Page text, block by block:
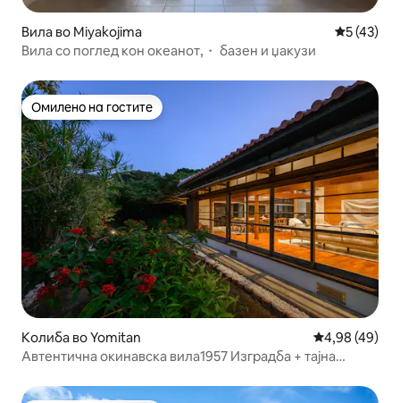
Вила во Miyakojima Просечна
5 (43)
Вила со поглед кон океанот,・ базен и џакузи
Омилено на гостите
Омилено на гостите
Колиба во Yomitan Просечна
4,98 (49)
Автентична окинавска вила1957 Изградба + тајна